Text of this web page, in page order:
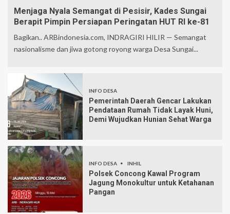
Menjaga Nyala Semangat di Pesisir, Kades Sungai
Berapit Pimpin Persiapan Peringatan HUT RI ke-81
Bagikan.. ARBindonesia.com, INDRAGIRI HILIR — Semangat
nasionalisme dan jiwa gotong royong warga Desa Sungai...
INFO DESA
Pemerintah Daerah Gencar Lakukan
Pendataan Rumah Tidak Layak Huni,
Demi Wujudkan Hunian Sehat Warga
INFO DESA INHIL
Polsek Concong Kawal Program
Jagung Monokultur untuk Ketahanan
Pangan